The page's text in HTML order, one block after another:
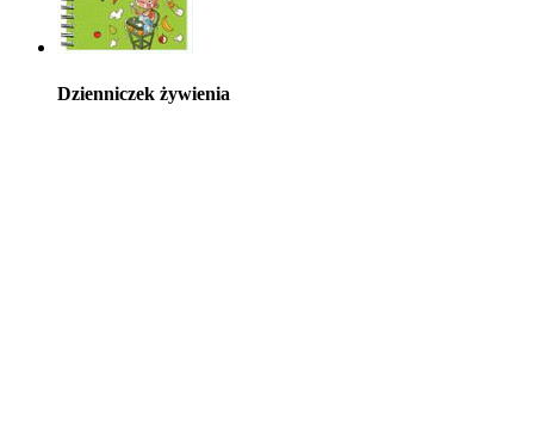
Dzienniczek żywienia